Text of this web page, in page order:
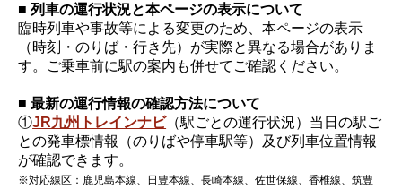
■ 列車の運行状況と本ページの表示について
臨時列車や事故等による変更のため、本ページの表示
（時刻・のりば・行き先）が実際と異なる場合がありま
す。ご乗車前に駅の案内も併せてご確認ください。
■ 最新の運行情報の確認方法について
①JR九州トレインナビ（駅ごとの運行状況）当日の駅ご
との発車標情報（のりばや停車駅等）及び列車位置情報
が確認できます。
※対応線区：鹿児島本線、日豊本線、長崎本線、佐世保線、香椎線、筑豊